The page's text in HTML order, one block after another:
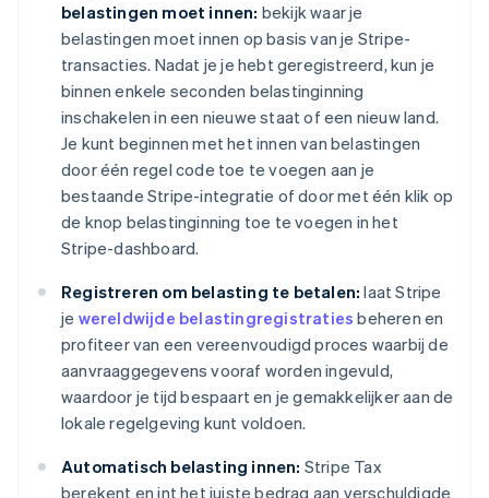
belastingen moet innen: bekijk waar je
belastingen moet innen op basis van je Stripe-
transacties. Nadat je je hebt geregistreerd, kun je
binnen enkele seconden belastinginning
inschakelen in een nieuwe staat of een nieuw land.
Je kunt beginnen met het innen van belastingen
door één regel code toe te voegen aan je
bestaande Stripe-integratie of door met één klik op
de knop belastinginning toe te voegen in het
Stripe-dashboard.
Registreren om belasting te betalen: laat Stripe
je wereldwijde belastingregistraties beheren en
profiteer van een vereenvoudigd proces waarbij de
aanvraaggegevens vooraf worden ingevuld,
waardoor je tijd bespaart en je gemakkelijker aan de
lokale regelgeving kunt voldoen.
Automatisch belasting innen: Stripe Tax
berekent en int het juiste bedrag aan verschuldigde